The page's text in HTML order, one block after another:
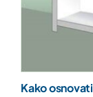
Kako